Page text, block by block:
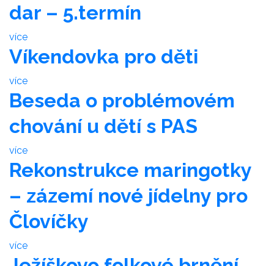
dar – 5.termín
více
Víkendovka pro děti
více
Beseda o problémovém
chování u dětí s PAS
více
Rekonstrukce maringotky
– zázemí nové jídelny pro
Človíčky
více